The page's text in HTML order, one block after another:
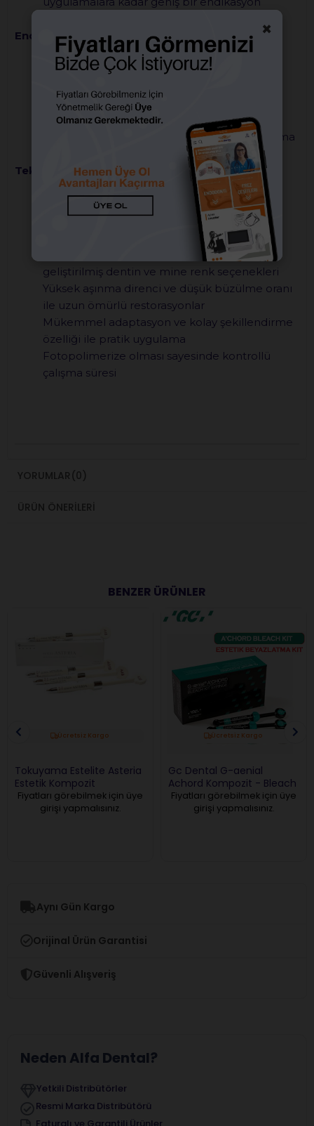
Endikasyonlar:
Anterior ve posterior direkt restorasyonlar
Diastema kapamaları
Diş formunun yeniden şekillendirilmesi
Küçük indirekt restorasyonlar (inlay/onlay)
Mine ve dentin restorasyonlarında katmanlama
Teknik Özellikler:
Nano-hibrit yapısı sayesinde mükemmel
cilalanabilirlik ve uzun süreli parlaklık sağlar
Doğal translusensi ile diş dokusuna kusursuz
Katmanlı restorasyon için özel olarak
geliştirilmiş dentin ve mine renk seçenekleri
Yüksek aşınma direnci ve düşük büzülme oranı
ile uzun ömürlü restorasyonlar
Mükemmel adaptasyon ve kolay şekillendirme
özelliği ile pratik uygulama
Fotopolimerize olması sayesinde kontrollü
çalışma süresi
YORUMLAR (0)
ÜRÜN ÖNERILERI
BENZER ÜRÜNLER
Ücretsiz Kargo
Tokuyama Estelite Asteria
Estetik Kompozit
Fiyatları görebilmek için üye
girişi yapmalısınız.
Ücretsiz Kargo
Gc Dental G-aenial
Achord Kompozit - Bleach
Kit
Fiyatları görebilmek için üye
girişi yapmalısınız.
Aynı Gün Kargo
Orijinal Ürün Garantisi
Güvenli Alışveriş
Neden Alfa Dental?
Yetkili Distribütörler
Resmi Marka Distribütörü
Faturalı ve Garantili Ürünler
×